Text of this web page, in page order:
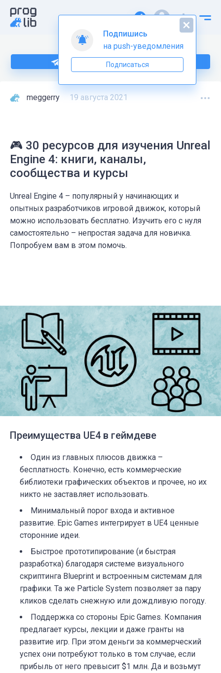
Подпишитесь на нас в Telegram
meggerry 19 августа 2021
🎮 30 ресурсов для изучения Unreal
Engine 4: книги, каналы,
сообщества и курсы
Unreal Engine 4 – популярный у начинающих и
опытных разработчиков игровой движок, который
можно использовать бесплатно. Изучить его с нуля
самостоятельно – непростая задача для новичка.
Попробуем вам в этом помочь.
Преимущества UE4 в геймдеве
Один из главных плюсов движка –
бесплатность. Конечно, есть коммерческие
библиотеки графических объектов и прочее, но их
никто не заставляет использовать.
Минимальный порог входа и активное
развитие. Epic Games интегрирует в UE4 ценные
сторонние идеи.
Быстрое прототипирование (и быстрая
разработка) благодаря системе визуального
скриптинга Blueprint и встроенным системам для
графики. Та же Particle System позволяет за пару
кликов сделать снежную или дождливую погоду.
Поддержка со стороны Epic Games. Компания
предлагает курсы, лекции и даже гранты на
развитие игр. При этом деньги за коммерческий
успех они потребуют только в том случае, если
прибыль от него превысит $1 млн. Да и возьмут
Подпишись
на push-уведомления
Подписаться